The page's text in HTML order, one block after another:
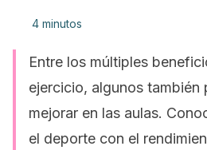
4 minutos
Entre los múltiples
ejercicio, algunos también
mejorar en las aulas.
el deporte con el